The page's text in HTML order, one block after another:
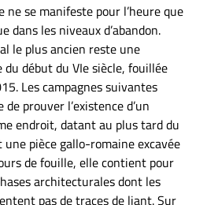
ne se manifeste pour l’heure que
dans les niveaux d’abandon.
le plus ancien reste une
début du VIe siècle, fouillée
Les campagnes suivantes
prouver l’existence d’un
endroit, datant au plus tard du
pièce gallo-romaine excavée
de fouille, elle contient pour
architecturales dont les
pas de traces de liant. Sur